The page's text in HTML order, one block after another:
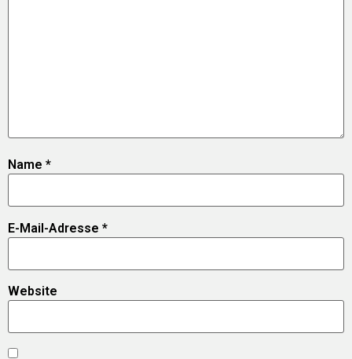
Name *
E-Mail-Adresse *
Website